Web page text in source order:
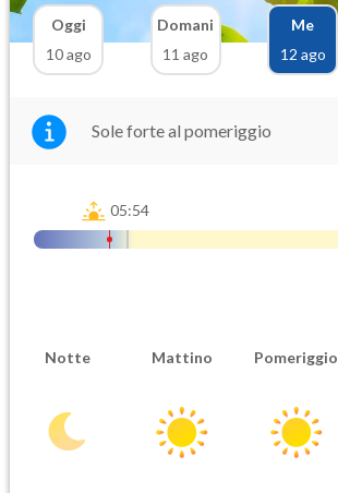
Oggi
10 ago
Domani
11 ago
Me
12 ago
Sole forte al pomeriggio
05:54
Notte Mattino Pomeriggio